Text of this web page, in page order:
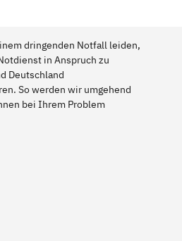
dringenden Notfall leiden,
in Anspruch zu
Deutschland
So werden wir umgehend
bei Ihrem Problem